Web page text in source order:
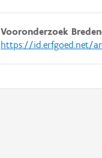
Vooronderzoek
https://id.erfgoed.net/